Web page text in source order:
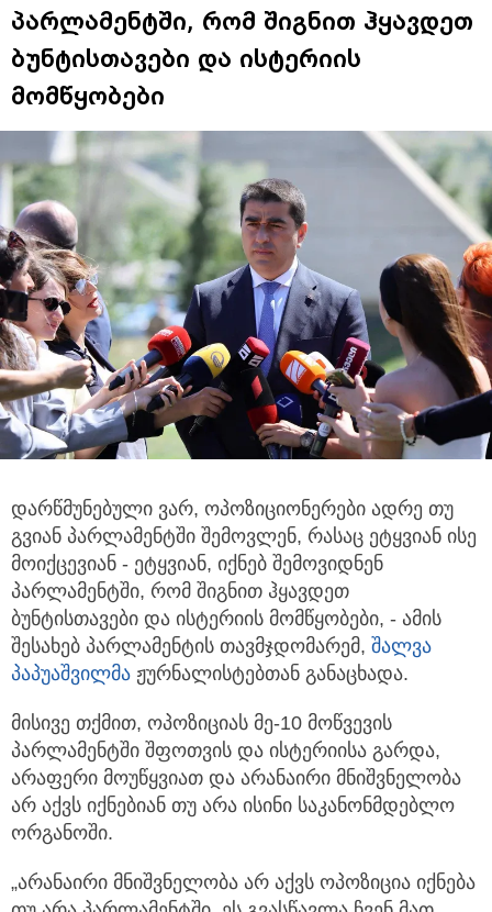
პარლამენტში, რომ შიგნით ჰყავდეთ
ბუნტისთავები და ისტერიის
მომწყობები
დარწმუნებული ვარ, ოპოზიციონერები ადრე თუ
გვიან პარლამენტში შემოვლენ, რასაც ეტყვიან ისე
მოიქცევიან - ეტყვიან, იქნებ შემოვიდნენ
პარლამენტში, რომ შიგნით ჰყავდეთ
ბუნტისთავები და ისტერიის მომწყობები, - ამის
შესახებ პარლამენტის თავმჯდომარემ, შალვა
პაპუაშვილმა ჟურნალისტებთან განაცხადა.
მისივე თქმით, ოპოზიციას მე-10 მოწვევის
პარლამენტში შფოთვის და ისტერიისა გარდა,
არაფერი მოუწყვიათ და არანაირი მნიშვნელობა
არ აქვს იქნებიან თუ არა ისინი საკანონმდებლო
ორგანოში.
„არანაირი მნიშვნელობა არ აქვს ოპოზიცია იქნება